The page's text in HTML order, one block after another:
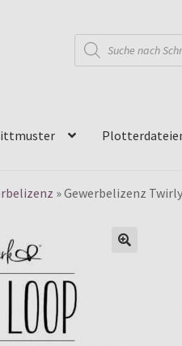
Products
search
»Gewerbelizenz